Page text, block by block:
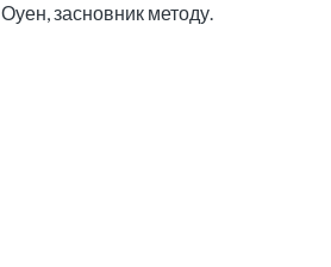
Оуен, засновник методу.